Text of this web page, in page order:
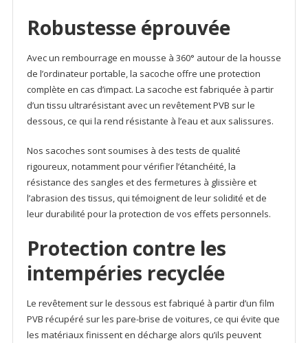
Robustesse éprouvée
Avec un rembourrage en mousse à 360° autour de la housse
de l’ordinateur portable, la sacoche offre une protection
complète en cas d’impact. La sacoche est fabriquée à partir
d’un tissu ultrarésistant avec un revêtement PVB sur le
dessous, ce qui la rend résistante à l’eau et aux salissures.
Nos sacoches sont soumises à des tests de qualité
rigoureux, notamment pour vérifier l’étanchéité, la
résistance des sangles et des fermetures à glissière et
l’abrasion des tissus, qui témoignent de leur solidité et de
leur durabilité pour la protection de vos effets personnels.
Protection contre les
intempéries recyclée
Le revêtement sur le dessous est fabriqué à partir d’un film
PVB récupéré sur les pare-brise de voitures, ce qui évite que
les matériaux finissent en décharge alors qu’ils peuvent